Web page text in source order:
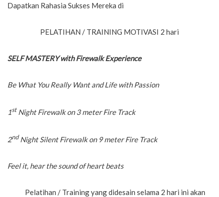
Dapatkan Rahasia Sukses Mereka di
PELATIHAN / TRAINING MOTIVASI 2 hari
SELF MASTERY with Firewalk Experience
Be What You Really Want and Life with Passion
1stNight Firewalk on 3 meter Fire Track
2ndNight Silent Firewalk on 9 meter Fire Track
Feel it, hear the sound of heart beats
Pelatihan / Training yang didesain selama 2 hari ini akan